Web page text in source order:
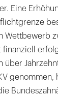
Eine
Wettbewerb
finanziell
über
genommen,